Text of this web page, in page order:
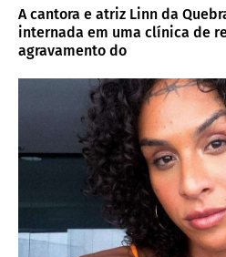
A cantora e atriz Linn da
internada em uma clínica de
agravamento do